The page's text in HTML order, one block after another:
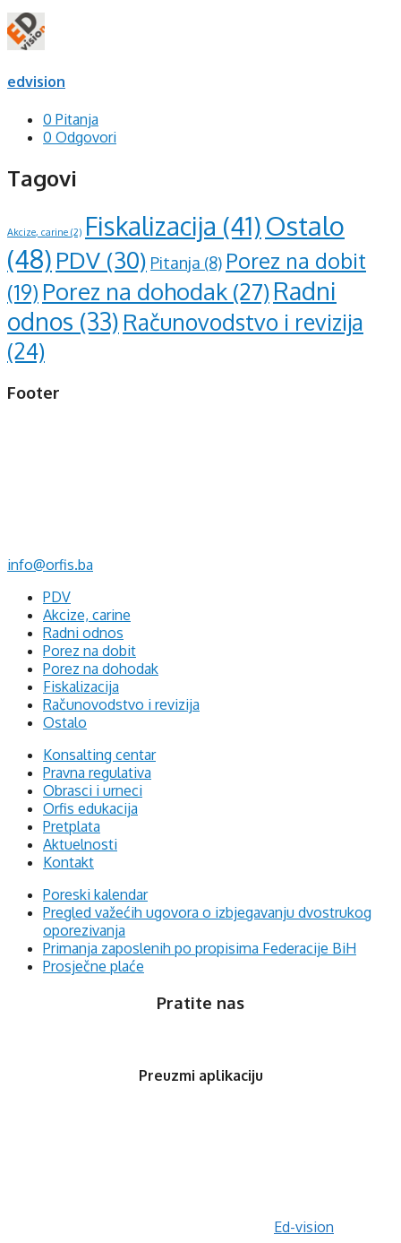
edvision
0 Pitanja
0 Odgovori
Tagovi
Akcize, carine (2) Fiskalizacija (41)Ostalo
(48) PDV (30) Pitanja (8) Porez na dobit
(19) Porez na dohodak (27)Radni
odnos (33) Računovodstvo i revizija
(24)
Footer
info@orfis.ba
PDV
Akcize, carine
Radni odnos
Porez na dobit
Porez na dohodak
Fiskalizacija
Računovodstvo i revizija
Ostalo
Konsalting centar
Pravna regulativa
Obrasci i urneci
Orfis edukacija
Pretplata
Aktuelnosti
Kontakt
Poreski kalendar
Pregled važećih ugovora o izbjegavanju dvostrukog
oporezivanja
Primanja zaposlenih po propisima Federacije BiH
Prosječne plaće
Pratite nas
Preuzmi aplikaciju
Ed-vision